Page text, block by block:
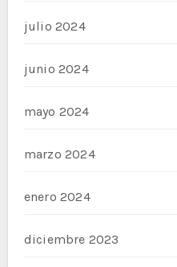
julio 2024
junio 2024
mayo 2024
marzo 2024
enero 2024
diciembre 2023